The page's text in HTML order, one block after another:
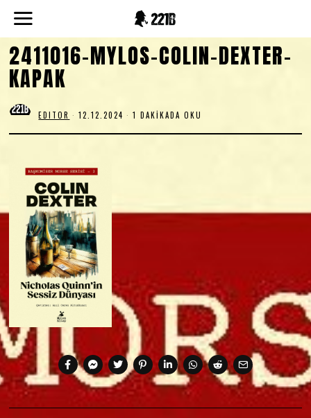
2411016-MYLOS-COLIN-DEXTER-
KAPAK
EDITOR 12.12.2024 1 DAKIKADA OKU